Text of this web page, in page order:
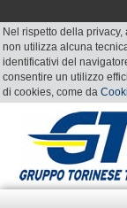
Nel rispetto della
non utilizza alcuna
identificativi del
consentire un utilizzo
di cookies, come da